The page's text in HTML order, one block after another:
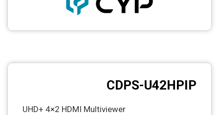
CDPS-U42HPIP
UHD+ 4×2 HDMI Multiviewer